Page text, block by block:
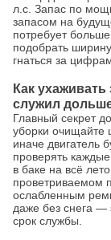
л.с. Запас по
запасом на
потребует
подобрать
гнаться за
Как
служил
Главный секрет
уборки очищайте
иначе двигатель
проверять
в баке на всё
проветриваемом
ослабленным
даже без снега —
срок службы.